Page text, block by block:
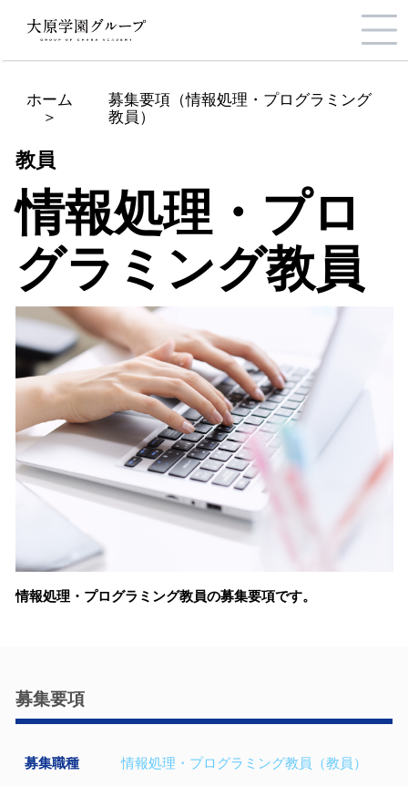
ホーム
＞
募集要項（情報処理・プログラミング
教員）
教員
情報処理・プロ
グラミング教員
情報処理・プログラミング教員の募集要項です。
募集要項
募集職種 情報処理・プログラミング教員（教員）